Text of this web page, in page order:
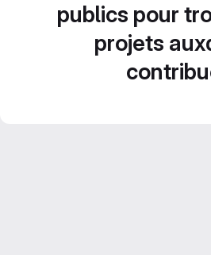
publics pour
projets